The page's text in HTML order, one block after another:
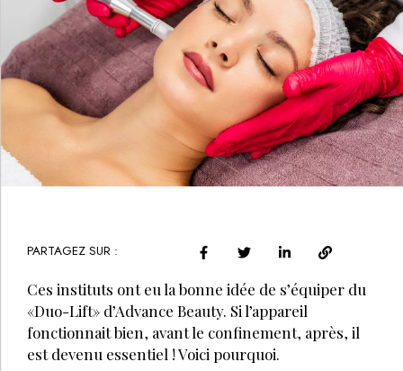
PARTAGEZ SUR :
Ces instituts ont eu la bonne idée de s’équiper du
«Duo-Lift» d’Advance Beauty. Si l’appareil
fonctionnait bien, avant le confinement, après, il
est devenu essentiel ! Voici pourquoi.